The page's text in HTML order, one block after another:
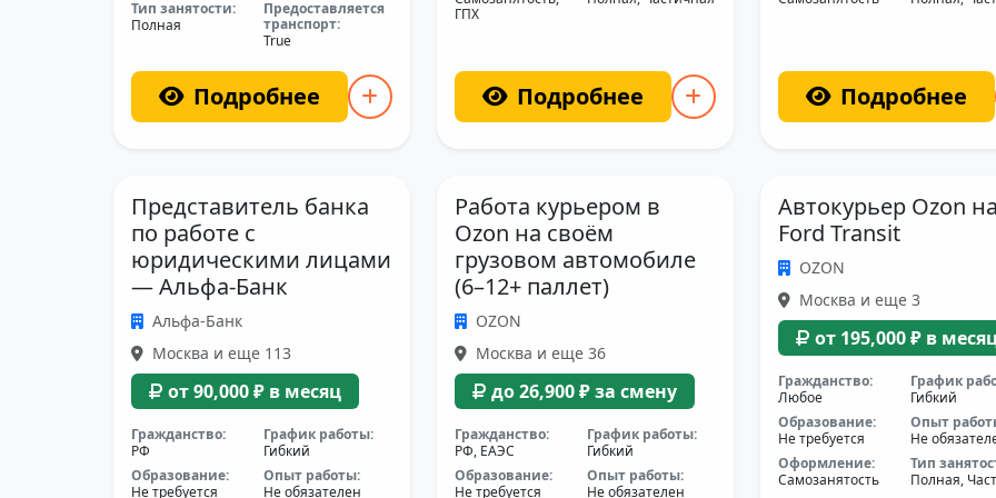
Тип занятости:
Полная
Предоставляется
транспорт:
True
Подробнее
ГПХ
Подробнее Подробнее
Представитель банка
по работе с
юридическими лицами
— Альфа-Банк
Альфа-Банк
Москва и еще 113
от 90,000 ₽ в месяц
Гражданство:
РФ
График работы:
Гибкий
Образование:
Не требуется
Опыт работы:
Не обязателен
Работа курьером в
Ozon на своём
грузовом автомобиле
(6–12+ паллет)
OZON
Москва и еще 36
до 26,900 ₽ за смену
Гражданство:
РФ, ЕАЭС
График работы:
Гибкий
Образование:
Не требуется
Опыт работы:
Не обязателен
Автокурьер Ozon на
Ford Transit
OZON
Москва и еще 3
от 195,000 ₽ в
Гражданство:
Любое
График
Гибкий
Образование:
Не требуется
Опыт
Не
Оформление:
Самозанятость
Тип
Полная,